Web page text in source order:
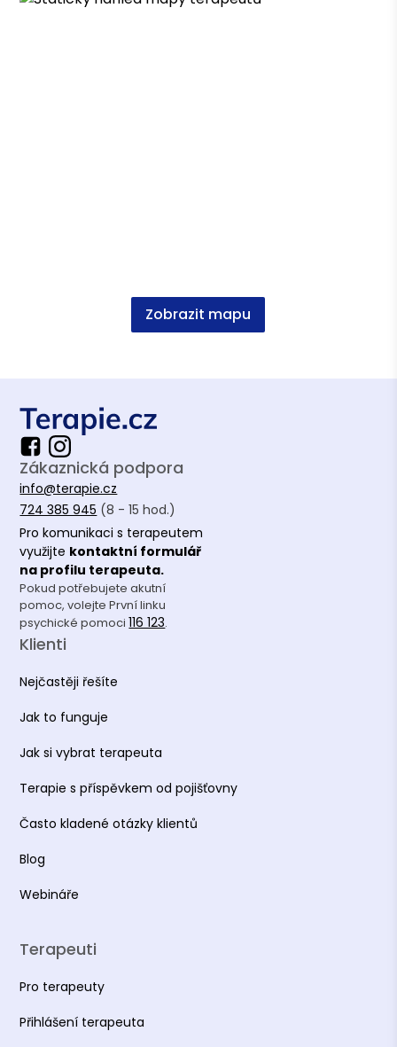
Česká asociace pro psychoterapii (ČAP) -
Zobrazit mapu
Zákaznická podpora
info@terapie.cz
724 385 945 (8 - 15 hod.)
Pro komunikaci s terapeutem
využijte kontaktní formulář
na profilu terapeuta.
Pokud potřebujete akutní
pomoc, volejte První linku
psychické pomoci116 123.
Klienti
Nejčastěji řešíte
Jak to funguje
Jak si vybrat terapeuta
Terapie s příspěvkem od pojišťovny
Často kladené otázky klientů
Blog
Webináře
Terapeuti
Pro terapeuty
Přihlášení terapeuta